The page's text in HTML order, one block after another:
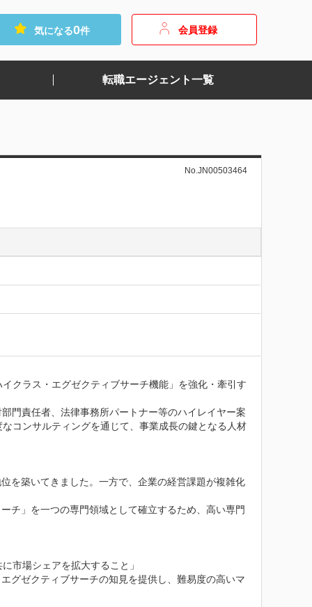
気になる0件 会員登録
転職エージェント一覧
No.JN00503464
クラス・エグゼクティブサーチ機能」を強化・牽引す
門責任者、法律事務所パートナー等のハイレイヤー案
コンサルティングを通じて、事業成長の鍵となる人材
を築いてきました。一方で、企業の経営課題が複雑化
チ」を一つの専門領域として確立するため、高い専門
市場シェアを拡大すること」
グゼクティブサーチの知見を提供し、難易度の高いマ